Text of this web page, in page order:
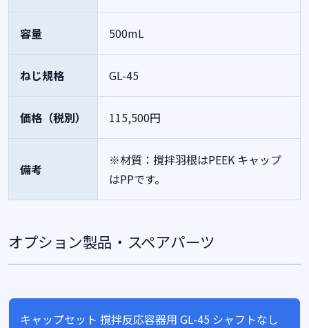
容量 500mL
ねじ規格 GL-45
価格（税別） 115,500円
備考
※材質：撹拌羽根はPEEK キャップ
はPPです。
オプション製品・スペアパーツ
キャップセット 撹拌反応容器用 GL-45 シャフトなし